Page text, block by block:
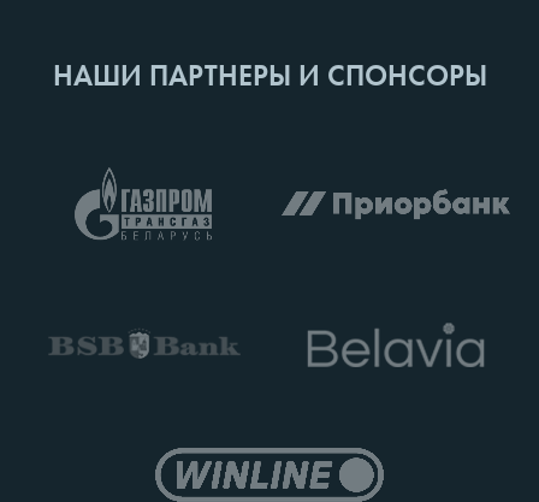
НАШИ ПАРТНЕРЫ И СПОНСОРЫ